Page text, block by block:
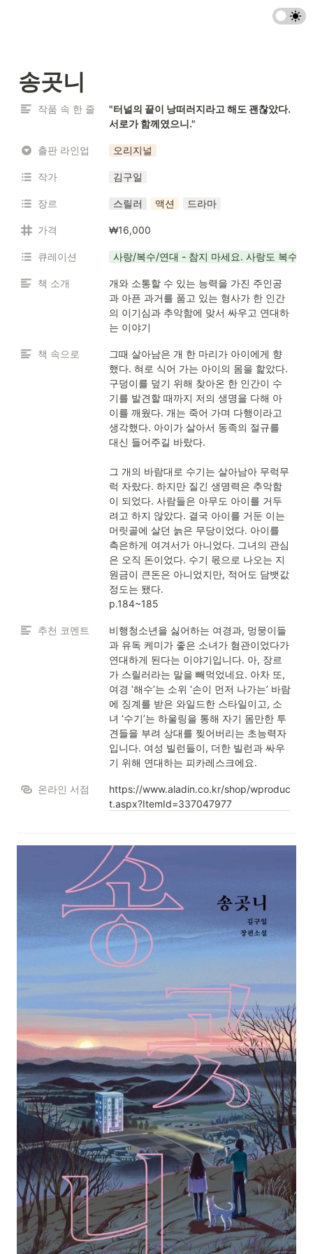
송곳니
작품 속 한 줄
"터널의 끝이 낭떠러지라고 해도 괜찮았다.
서로가 함께였으니."
출판 라인업 오리지널
작가 김구일
장르 스릴러 액션 드라마
가격 ₩16,000
큐레이션 사랑/복수/연대 - 참지 마세요. 사랑도 복수도
책 소개
개와 소통할 수 있는 능력을 가진 주인공
과 아픈 과거를 품고 있는 형사가 한 인간
의 이기심과 추악함에 맞서 싸우고 연대하
는 이야기
책 속으로
그때 살아남은 개 한 마리가 아이에게 향
했다. 혀로 식어 가는 아이의 몸을 핥았다.
구덩이를 덮기 위해 찾아온 한 인간이 수
기를 발견할 때까지 저의 생명을 다해 아
이를 깨웠다. 개는 죽어 가며 다행이라고
생각했다. 아이가 살아서 동족의 절규를
대신 들어주길 바랐다.
그 개의 바람대로 수기는 살아남아 무럭무
럭 자랐다. 하지만 질긴 생명력은 추악함
이 되었다. 사람들은 아무도 아이를 거두
려고 하지 않았다. 결국 아이를 거둔 이는
머릿골에 살던 늙은 무당이었다. 아이를
측은하게 여겨서가 아니었다. 그녀의 관심
은 오직 돈이었다. 수기 몫으로 나오는 지
원금이 큰돈은 아니었지만, 적어도 담뱃값
정도는 됐다.
p.184~185
추천 코멘트
비행청소년을 싫어하는 여경과, 멍뭉이들
과 유독 케미가 좋은 소녀가 혐관이었다가
연대하게 된다는 이야기입니다. 아, 장르
가 스릴러라는 말을 빼먹었네요. 아차 또,
여경 ‘해수’는 소위 ‘손이 먼저 나가는’ 바람
에 징계를 받은 와일드한 스타일이고, 소
녀 ‘수기’는 하울링을 통해 자기 몸만한 투
견들을 부려 상대를 찢어버리는 초능력자
입니다. 여성 빌런들이, 더한 빌런과 싸우
기 위해 연대하는 피카레스크에요.
온라인 서점
https://www.aladin.co.kr/shop/wproduc
t.aspx?ItemId=337047977